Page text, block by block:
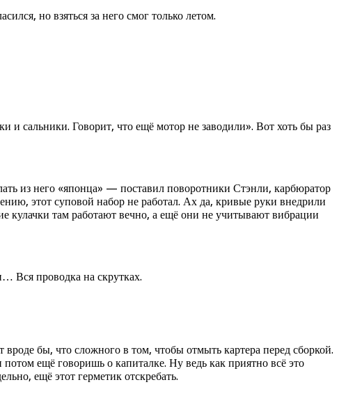
но взяться за него смог только летом.
сальники. Говорит, что ещё мотор не заводили». Вот хоть бы раз
из него «японца» — поставил поворотники Стэнли, карбюратор
этот суповой набор не работал. Ах да, кривые руки внедрили
кулачки там работают вечно, а ещё они не учитывают вибрации
Вся проводка на скрутках.
бы, что сложного в том, чтобы отмыть картера перед сборкой.
ещё говоришь о капиталке. Ну ведь как приятно всё это
ещё этот герметик отскребать.